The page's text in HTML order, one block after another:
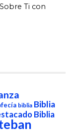
Ti con
biblia Biblia
Biblia